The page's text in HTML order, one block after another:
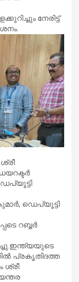
നേരിട്ട്
ഡെപ്യൂട്ടി
റബ്ബർ
പ്രകൃതിദത്ത
ശ്രീ